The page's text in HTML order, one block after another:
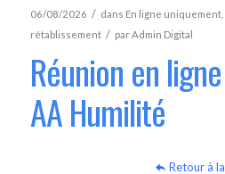
06/08/2026 / dans En ligne uniquement,
rétablissement / parAdmin Digital
Réunion en
AA Humilité
Retour à